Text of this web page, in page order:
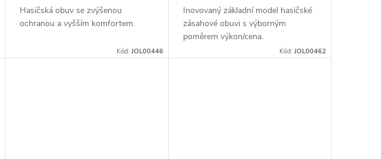
Hasičská obuv se zvýšenou
ochranou a vyšším komfortem.
Kód: JOL00446
Inovovaný základní model hasičské
zásahové obuvi s výborným
poměrem výkon/cena.
Kód: JOL00462